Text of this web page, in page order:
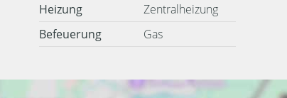
Heizung
Zentralheizung
Befeuerung
Gas